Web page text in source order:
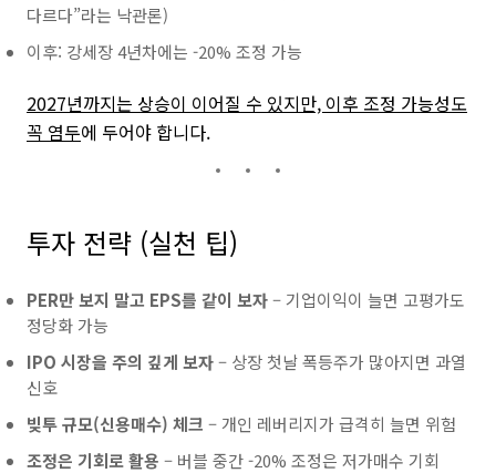
다르다”라는 낙관론)
이후: 강세장 4년차에는 -20% 조정 가능
2027년까지는 상승이 이어질 수 있지만, 이후 조정 가능성도
꼭 염두에 두어야 합니다.
투자 전략 (실천 팁)
PER만 보지 말고 EPS를 같이 보자– 기업이익이 늘면 고평가도
정당화 가능
IPO 시장을 주의 깊게 보자– 상장 첫날 폭등주가 많아지면 과열
신호
빚투 규모(신용매수) 체크 – 개인 레버리지가 급격히 늘면 위험
조정은 기회로 활용 – 버블 중간 -20% 조정은 저가매수 기회